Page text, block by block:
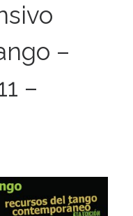
–
–